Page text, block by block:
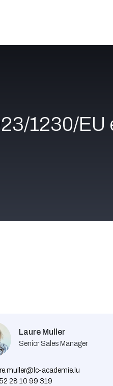
1230/EU
Laure Muller
Senior Sales Manager
academie.lu
28 10 99 319